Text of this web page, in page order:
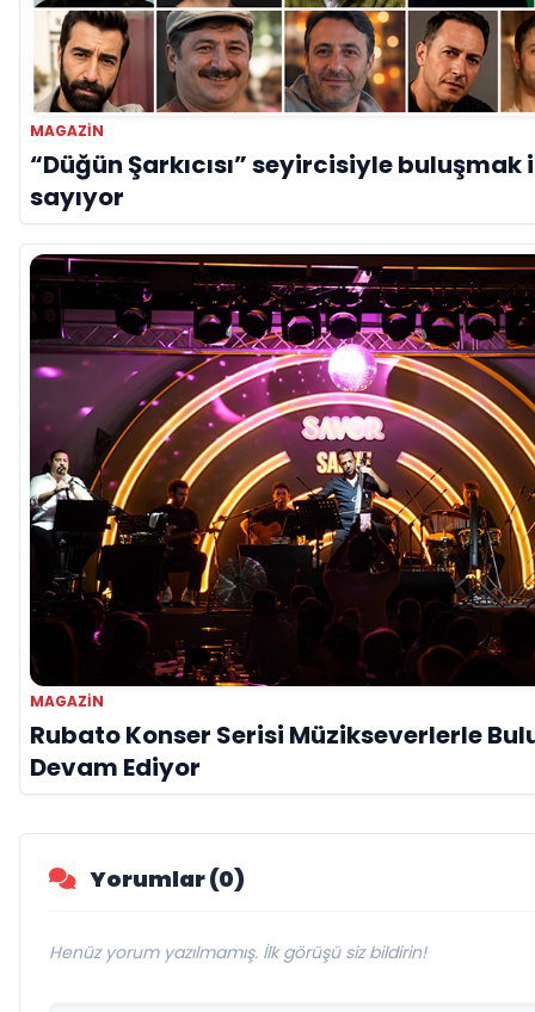
MAGAZİN
“Düğün Şarkıcısı” seyircisiyle buluşmak
sayıyor
MAGAZİN
Rubato Konser Serisi Müzikseverlerle
Devam Ediyor
Yorumlar (0)
Henüz yorum yazılmamış. İlk görüşü siz bildirin!